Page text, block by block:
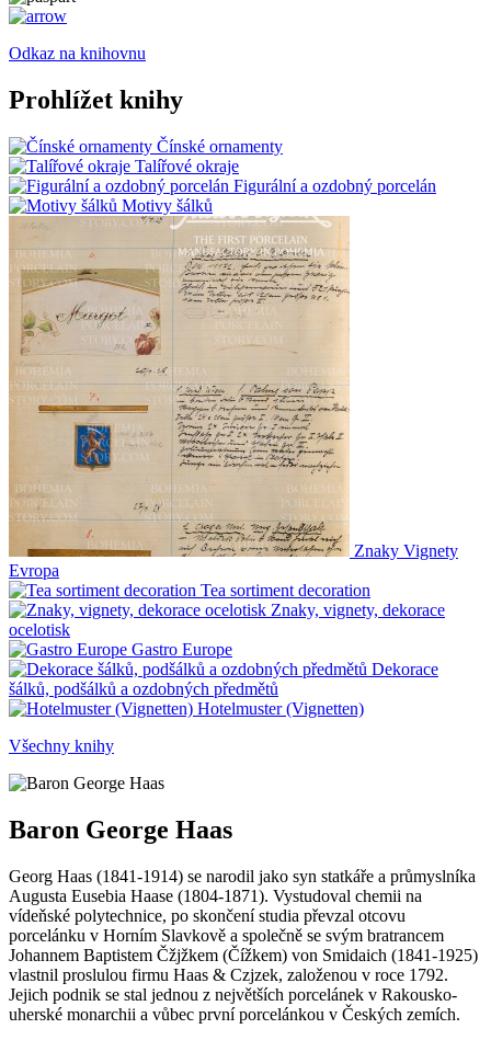
Odkaz na knihovnu
Prohlížet knihy
Čínské ornamenty
Talířové okraje
Figurální a ozdobný porcelán
Motivy šálků
Znaky Vignety
Evropa
Tea sortiment decoration
Znaky, vignety, dekorace
ocelotisk
Gastro Europe
Dekorace
šálků, podšálků a ozdobných předmětů
Hotelmuster (Vignetten)
Všechny knihy
Baron George Haas
Georg Haas (1841-1914) se narodil jako syn statkáře a průmyslníka
Augusta Eusebia Haase (1804-1871). Vystudoval chemii na
vídeňské polytechnice, po skončení studia převzal otcovu
porcelánku v Horním Slavkově a společně se svým bratrancem
Johannem Baptistem Čžjžkem (Čížkem) von Smidaich (1841-1925)
vlastnil proslulou firmu Haas & Czjzek, založenou v roce 1792.
Jejich podnik se stal jednou z největších porcelánek v Rakousko-
uherské monarchii a vůbec první porcelánkou v Českých zemích.